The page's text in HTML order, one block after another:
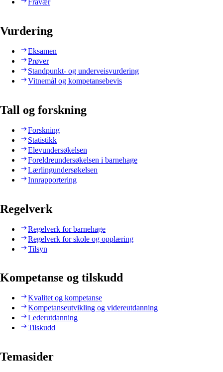
Vurdering
Eksamen
Prøver
Standpunkt- og underveisvurdering
Vitnemål og kompetansebevis
Tall og forskning
Forskning
Statistikk
Elevundersøkelsen
Foreldreundersøkelsen i barnehage
Lærlingundersøkelsen
Innrapportering
Regelverk
Regelverk for barnehage
Regelverk for skole og opplæring
Tilsyn
Kompetanse og tilskudd
Kvalitet og kompetanse
Kompetanseutvikling og videreutdanning
Lederutdanning
Tilskudd
Temasider